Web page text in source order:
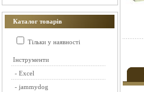
Каталог товарів
Тільки у наявності
Інструменти
- Excel
- jammydog